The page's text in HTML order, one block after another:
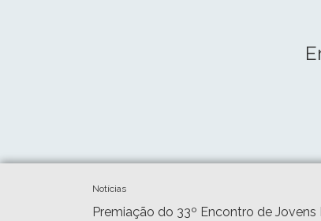
Notícias
Premiação do 33º Encontro de